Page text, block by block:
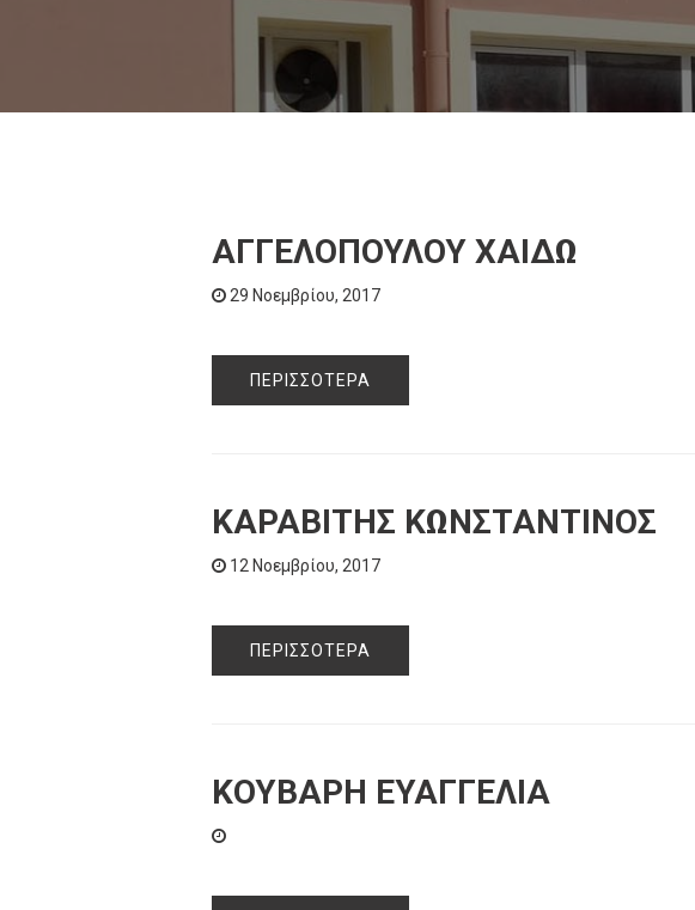
ΑΓΓΕΛΟΠΟΥΛΟΥ ΧΑΙΔΩ
29 Νοεμβρίου, 2017
ΠΕΡΙΣΣΌΤΕΡΑ
ΚΑΡΑΒΙΤΗΣ ΚΩΝΣΤΑΝΤΙΝΟΣ
12 Νοεμβρίου, 2017
ΠΕΡΙΣΣΌΤΕΡΑ
ΚΟΥΒΑΡΗ ΕΥΑΓΓΕΛΙΑ